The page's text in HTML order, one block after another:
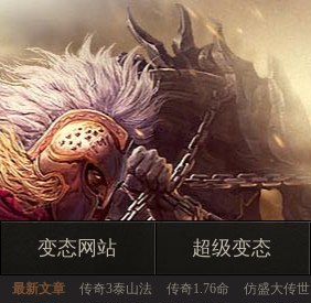
变态网站 超级变态
最新文章 传奇3泰山法 传奇1.76命 仿盛大传世